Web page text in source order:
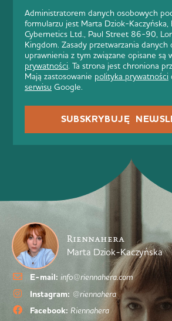
Administratorem danych osobowych
formularzu jest Marta Dziok-Kaczyńska,
Cybernetics Ltd., Paul Street 86-90,
Kingdom. Zasady przetwarzania danych
uprawnienia z tym związane opisane są
prywatności. Ta strona jest chroniona
Mają zastosowanie polityka prywatności
serwisu Google.
SUBSKRYBUJĘ
Riennahera
Marta Dziok-Kaczyńska
E-mail: info@riennahera.com
Instagram: @riennahera
Facebook: Riennahera